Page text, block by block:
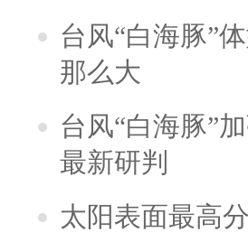
台风“白海豚”
那么大
台风“白海豚”
最新研判
太阳表面最高